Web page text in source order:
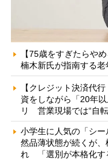
【75歳をすぎたらや
楠木新氏が指南する
【クレジット決済代
資をしながら「20年
リ 営業現場では“自
小学生に人気の「シ
然品薄状態が続くが
れ 「選別が本格化す